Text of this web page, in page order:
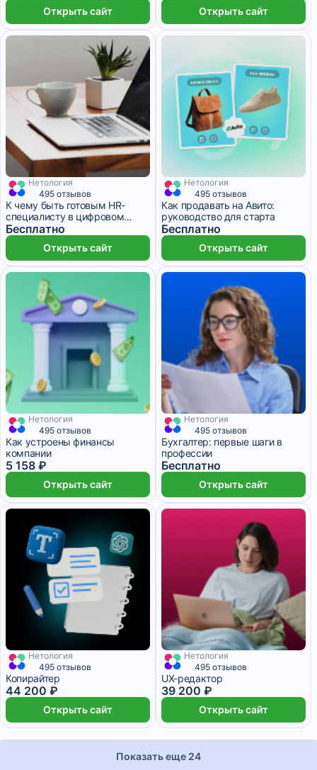
Открыть сайт Открыть сайт
Нетология
495 отзывов
К чему быть готовым HR-
специалисту в цифровом
мире?
Бесплатно
Открыть сайт
Нетология
495 отзывов
Как продавать на Авито:
руководство для старта
Бесплатно
Открыть сайт
5 158 ₽/мес 1 месяц
Нетология
495 отзывов
Как устроены финансы
компании
5 158 ₽
Открыть сайт
Нетология
495 отзывов
Бухгалтер: первые шаги в
профессии
Бесплатно
Открыть сайт
2 728 ₽/мес 4 месяца
Нетология
495 отзывов
Копирайтер
44 200 ₽
Открыть сайт
2 422 ₽/мес 4 месяца
Нетология
495 отзывов
UX-редактор
39 200 ₽
Открыть сайт
Показать еще 24